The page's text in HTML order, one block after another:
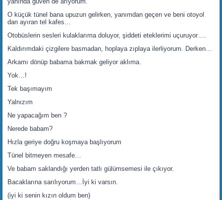
O küçük tünel bana upuzun gelirken, yanımdan geçen ve beni otoyol
dan ayıran tel kafes…
Otobüslerin sesleri kulaklarıma doluyor, şiddeti eteklerimi uçuruyor….
Kaldırımdaki çizgilere basmadan, hoplaya zıplaya ilerliyorum. Derken…
Arkamı dönüp babama bakmak geliyor aklıma.
Yok…!
Tek başımayım
Yalnızım
Ne yapacağım ben ?
Nerede babam?
Hızla geriye doğru koşmaya başlıyorum
Tünel bitmeyen mesafe…
Ve babam saklandığı yerden tatlı gülümsemesi ile çıkıyor.
Bacaklarına sarılıyorum…İyi ki varsın.
(iyi ki senin kızın oldum ben)